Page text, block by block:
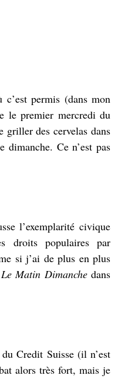
permis (dans mon
le premier mercredi du
griller des cervelas dans
Ce n’est pas
l’exemplarité civique
droits populaires par
si j’ai de plus en plus
Le Matin Dimanche dans
Credit Suisse (il n’est
alors très fort, mais je